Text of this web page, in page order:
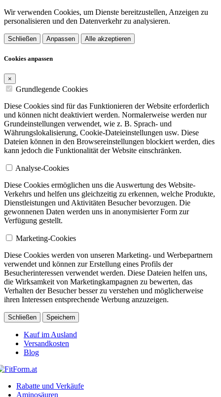
Wir verwenden Cookies, um Dienste bereitzustellen, Anzeigen zu
personalisieren und den Datenverkehr zu analysieren.
Schließen Anpassen Alle akzeptieren
Cookies anpassen
×
Grundlegende Cookies
Diese Cookies sind für das Funktionieren der Website erforderlich
und können nicht deaktiviert werden. Normalerweise werden nur
Grundeinstellungen verwendet, wie z. B. Sprach- und
Währungslokalisierung, Cookie-Dateieinstellungen usw. Diese
Dateien können in den Browsereinstellungen blockiert werden, dies
kann jedoch die Funktionalität der Website einschränken.
Analyse-Cookies
Diese Cookies ermöglichen uns die Auswertung des Website-
Verkehrs und helfen uns gleichzeitig zu erkennen, welche Produkte,
Dienstleistungen und Aktivitäten Besucher bevorzugen. Die
gewonnenen Daten werden uns in anonymisierter Form zur
Verfügung gestellt.
Marketing-Cookies
Diese Cookies werden von unseren Marketing- und Werbepartnern
verwendet und können zur Erstellung eines Profils der
Besucherinteressen verwendet werden. Diese Dateien helfen uns,
die Wirksamkeit von Marketingkampagnen zu bewerten, das
Verhalten der Besucher besser zu verstehen und möglicherweise
ihren Interessen entsprechende Werbung anzuzeigen.
Schließen Speichern
Kauf im Ausland
Versandkosten
Blog
Rabatte und Verkäufe
Aminosäuren